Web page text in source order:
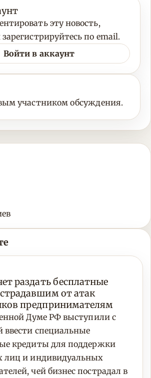
эту новость,
по email.
Войти в аккаунт
участником обсуждения.
раздать бесплатные
от атак
предпринимателям
Думе РФ выступили с
специальные
кредиты для поддержки
лиц и индивидуальных
чей бизнес пострадал в